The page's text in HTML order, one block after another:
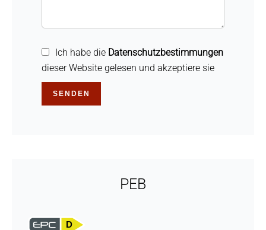
Ich habe die Datenschutzbestimmungen
dieser Website gelesen und akzeptiere sie
SENDEN
PEB
D